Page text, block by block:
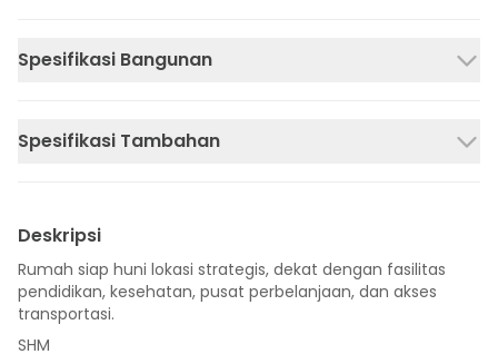
Spesifikasi Bangunan
Spesifikasi Tambahan
Deskripsi
Rumah siap huni lokasi strategis, dekat dengan fasilitas
pendidikan, kesehatan, pusat perbelanjaan, dan akses
transportasi.
SHM